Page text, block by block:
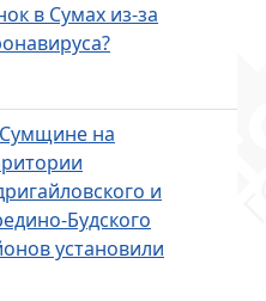
в Сумах из-за
на
и
Будского
установили